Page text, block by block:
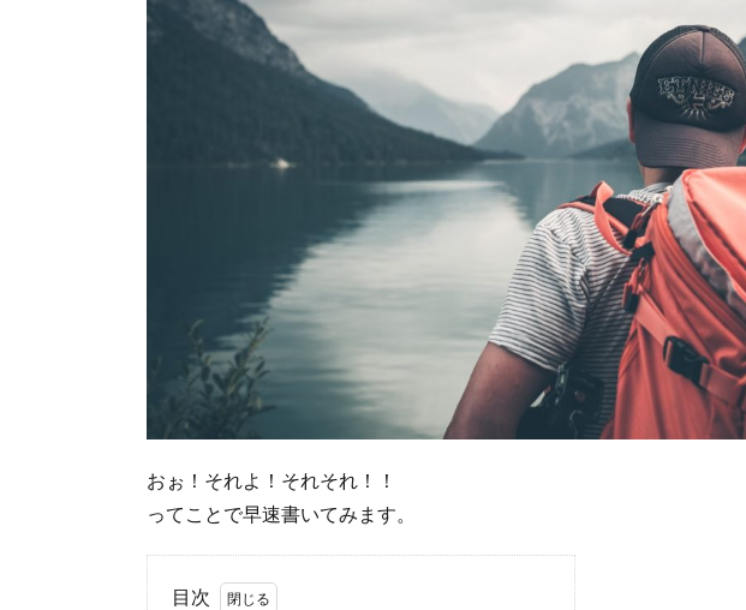
おぉ！それよ！それそれ！！
ってことで早速書いてみます。
目次